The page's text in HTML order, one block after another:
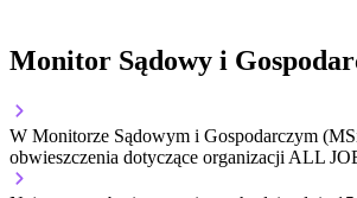
Monitor Sądowy i
W Monitorze Sądowym i Gospodarczym
obwieszczenia dotyczące organizacji ALL